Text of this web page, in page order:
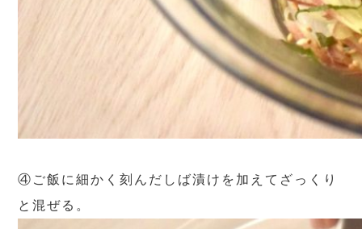
④ご飯に細かく刻んだしば漬けを加えてざっくり
と混ぜる。